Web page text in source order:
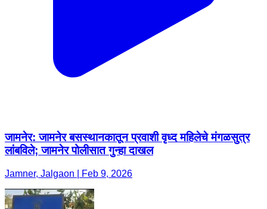
जामनेर: जामनेर बसस्थानकातून प्रवाशी वृध्द महिलेचे मंगळसुत्र
लांबविले; जामनेर पोलीसात गुन्हा दाखल
Jamner, Jalgaon | Feb 9, 2026